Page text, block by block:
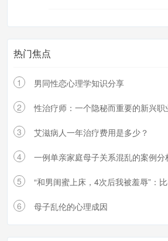
热门焦点
1 男同性恋心理学知识分享
2 性治疗师：一个隐秘而重要的新兴职
3 艾滋病人一年治疗费用是多少？
4 一例单亲家庭母子关系混乱的案例分
5 “和男闺蜜上床，4次后我被羞辱”：
6 母子乱伦的心理成因